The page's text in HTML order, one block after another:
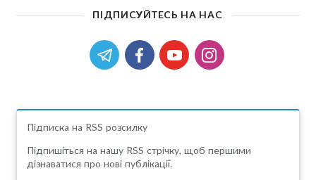
ПІДПИСУЙТЕСЬ НА НАС
Підписка на RSS розсилку
Підпишіться на нашу RSS стрічку, щоб першими
дізнаватися про нові публікації.